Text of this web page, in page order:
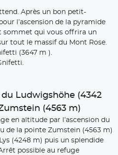
Après un bon petit-
l’ascension de la pyramide
sommet qui vous offrira un
tout le massif du Mont Rose.
(3647 m ).
du Ludwigshöhe (4342
(4563 m)
en altitude par l’ascension du
de la pointe Zumstein (4563 m)
(4248 m) puis un splendide
possible au refuge